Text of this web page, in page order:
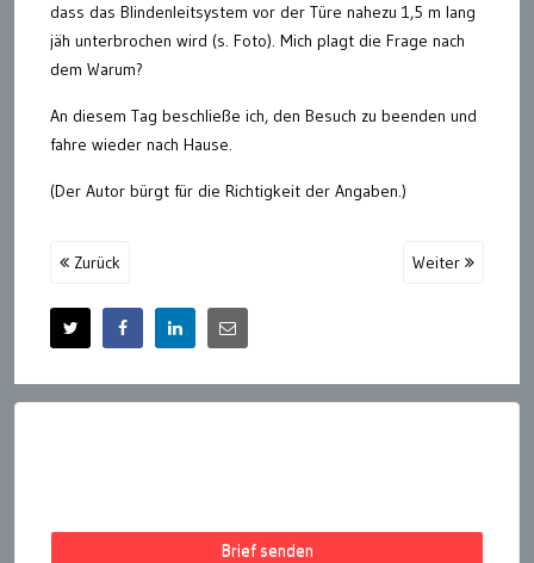
dass das Blindenleitsystem vor der Türe nahezu 1,5 m lang
jäh unterbrochen wird (s. Foto). Mich plagt die Frage nach
dem Warum?
An diesem Tag beschließe ich, den Besuch zu beenden und
fahre wieder nach Hause.
(Der Autor bürgt für die Richtigkeit der Angaben.)
Zurück Weiter
Brief senden